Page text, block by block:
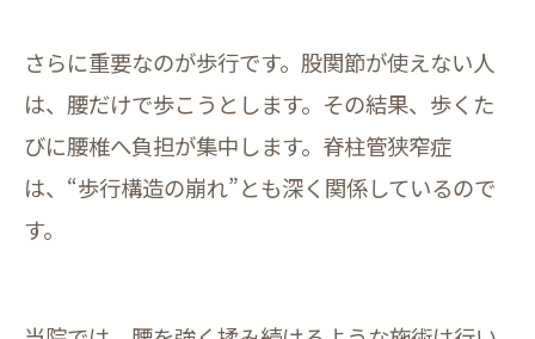
さらに重要なのが歩行です。股関節が使えない人
は、腰だけで歩こうとします。その結果、歩くた
びに腰椎へ負担が集中します。脊柱管狭窄症
は、“歩行構造の崩れ”とも深く関係しているので
す。